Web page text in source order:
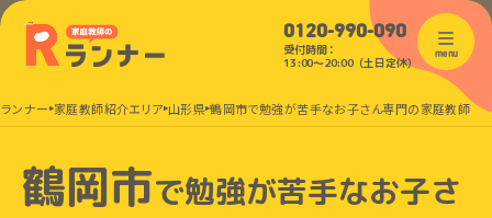
0120-990-090
受付時間：
13:00〜20:00（土日定休）
menu
ンナー 家庭教師紹介エリア 山形県 鶴岡市で勉強が苦手なお子さん専門の家庭教師
鶴岡市で勉強が苦手なお子さ